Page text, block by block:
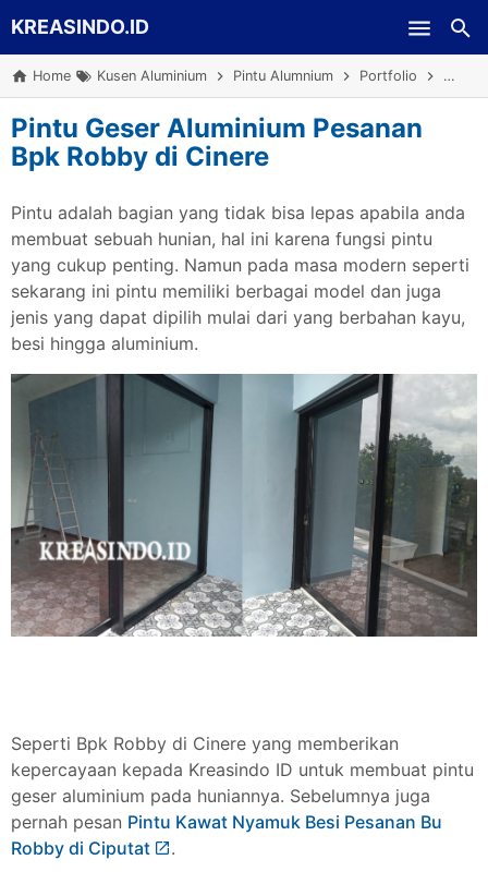
KREASINDO.ID
Home Kusen Aluminium Pintu Alumnium Portfolio
Pintu Geser Aluminium Pesanan
Bpk Robby di Cinere
Pintu adalah bagian yang tidak bisa lepas apabila anda
membuat sebuah hunian, hal ini karena fungsi pintu
yang cukup penting. Namun pada masa modern seperti
sekarang ini pintu memiliki berbagai model dan juga
jenis yang dapat dipilih mulai dari yang berbahan kayu,
besi hingga aluminium.
Seperti Bpk Robby di Cinere yang memberikan
kepercayaan kepada Kreasindo ID untuk membuat pintu
geser aluminium pada huniannya. Sebelumnya juga
pernah pesan Pintu Kawat Nyamuk Besi Pesanan Bu
Robby di Ciputat
.